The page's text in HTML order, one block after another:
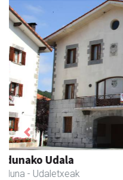
RN mekanizatuak
Asteasu - Mekanizatuak
Previous